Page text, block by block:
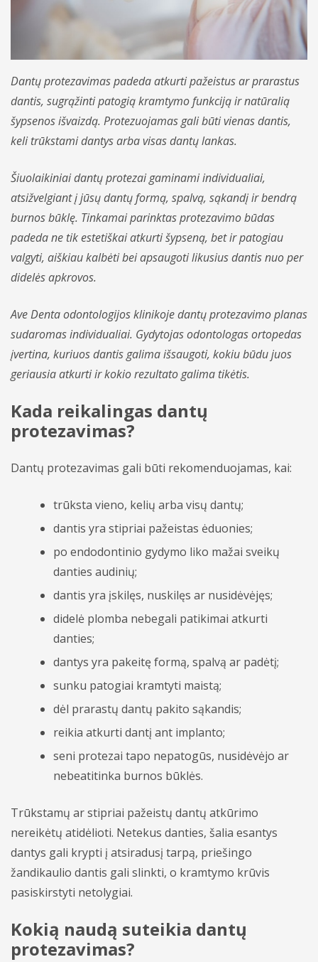
Asmens duomenų apsaugos politika
Kita informacija
Bendrosios praktikos gydytojai odontologai
Bendrosios praktikos slaugytojai
Psichikos sveikatos centras - gydytojai
Vaikų ir nėščiųjų - gydytojai
Profilaktiniai sveikatos patikrinimai
Procedūros
Kitos paslaugos
Dantų protezavimas padeda atkurti pažeistus ar prarastus
dantis, sugrąžinti patogią kramtymo funkciją ir natūralią
šypsenos išvaizdą. Protezuojamas gali būti vienas dantis,
keli trūkstami dantys arba visas dantų lankas.
Šiuolaikiniai dantų protezai gaminami individualiai,
atsižvelgiant į jūsų dantų formą, spalvą, sąkandį ir bendrą
burnos būklę. Tinkamai parinktas protezavimo būdas
padeda ne tik estetiškai atkurti šypseną, bet ir patogiau
valgyti, aiškiau kalbėti bei apsaugoti likusius dantis nuo per
didelės apkrovos.
Ave Denta odontologijos klinikoje dantų protezavimo planas
sudaromas individualiai. Gydytojas odontologas ortopedas
įvertina, kuriuos dantis galima išsaugoti, kokiu būdu juos
geriausia atkurti ir kokio rezultato galima tikėtis.
Kada reikalingas dantų
protezavimas?
Dantų protezavimas gali būti rekomenduojamas, kai:
trūksta vieno, kelių arba visų dantų;
dantis yra stipriai pažeistas ėduonies;
po endodontinio gydymo liko mažai sveikų
danties audinių;
dantis yra įskilęs, nuskilęs ar nusidėvėjęs;
didelė plomba nebegali patikimai atkurti
danties;
dantys yra pakeitę formą, spalvą ar padėtį;
sunku patogiai kramtyti maistą;
dėl prarastų dantų pakito sąkandis;
reikia atkurti dantį ant implanto;
seni protezai tapo nepatogūs, nusidėvėjo ar
nebeatitinka burnos būklės.
Trūkstamų ar stipriai pažeistų dantų atkūrimo
nereikėtų atidėlioti. Netekus danties, šalia esantys
dantys gali krypti į atsiradusį tarpą, priešingo
žandikaulio dantis gali slinkti, o kramtymo krūvis
pasiskirstyti netolygiai.
Kokią naudą suteikia dantų
protezavimas?